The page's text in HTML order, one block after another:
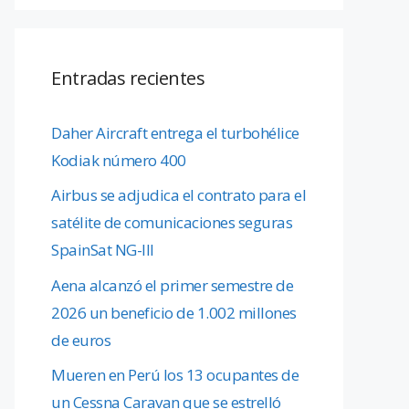
Entradas recientes
Daher Aircraft entrega el turbohélice
Kodiak número 400
Airbus se adjudica el contrato para el
satélite de comunicaciones seguras
SpainSat NG-III
Aena alcanzó el primer semestre de
2026 un beneficio de 1.002 millones
de euros
Mueren en Perú los 13 ocupantes de
un Cessna Caravan que se estrelló